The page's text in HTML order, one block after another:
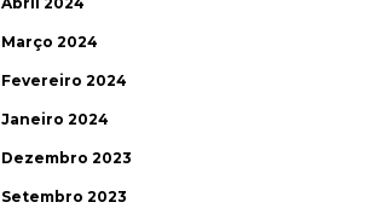
Março 2024
Fevereiro 2024
Janeiro 2024
Dezembro 2023
Setembro 2023